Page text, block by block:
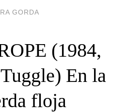
GORDA
(1984,
En la
floja